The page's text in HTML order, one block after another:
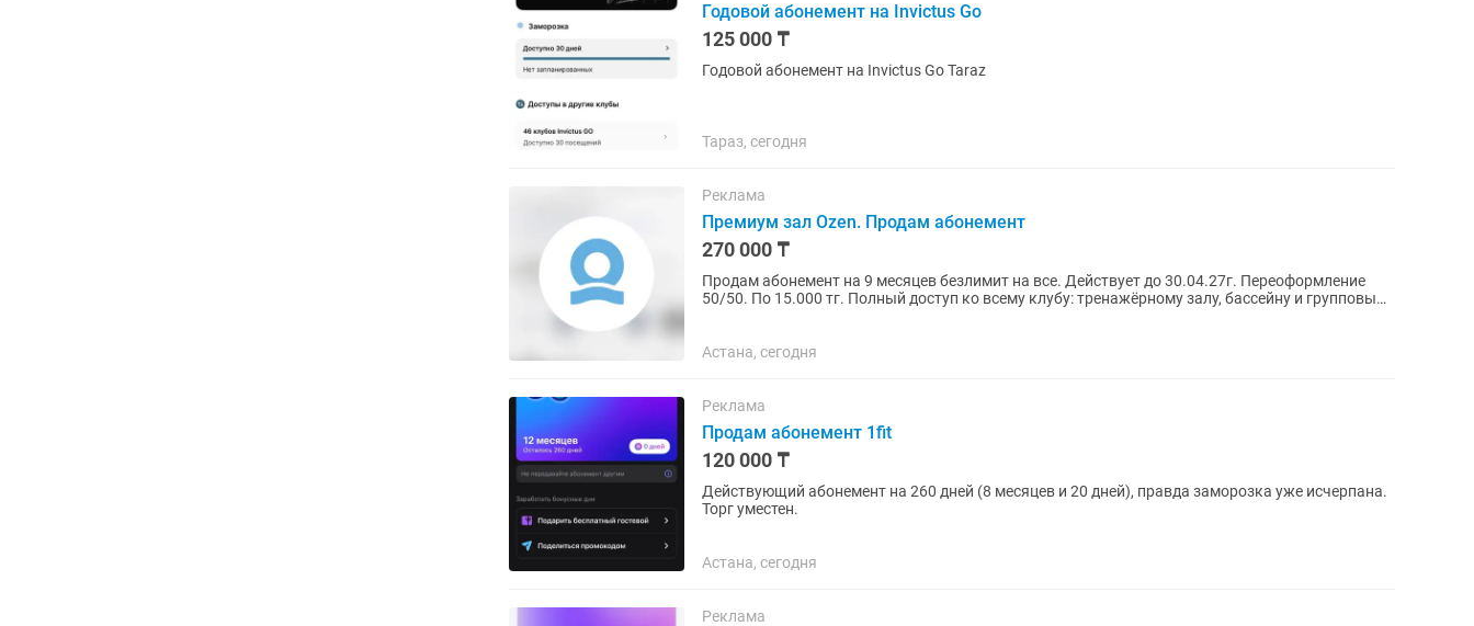
Годовой абонемент на Invictus Go
125 000 ₸
Годовой абонемент на Invictus Go Taraz
Тараз, сегодня
Реклама
Премиум зал Ozen. Продам абонемент
270 000 ₸
Продам абонемент на 9 месяцев безлимит на все. Действует до 30.04.27г. Переоформление
50/50. По 15.000 тг. Полный доступ ко всему клубу: тренажёрному залу, бассейну и групповым
Астана, сегодня
Реклама
Продам абонемент 1fit
120 000 ₸
Действующий абонемент на 260 дней (8 месяцев и 20 дней), правда заморозка уже исчерпана.
Торг уместен.
Астана, сегодня
Реклама